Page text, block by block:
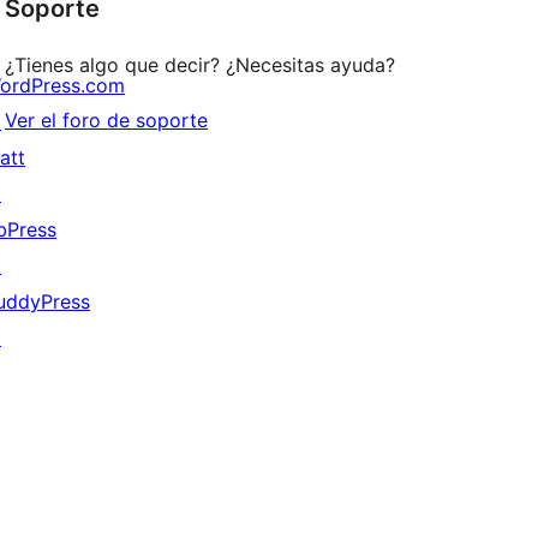
estrellas
Soporte
¿Tienes algo que decir? ¿Necesitas ayuda?
Ver el foro de soporte